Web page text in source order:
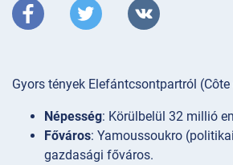
Gyors tények Elefántcsontpartról (Côte
Népesség: Körülbelül 32 millió
Főváros: Yamoussoukro
gazdasági főváros.